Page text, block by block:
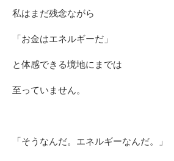
私はまだ残念ながら
「お金はエネルギーだ」
と体感できる境地にまでは
至っていません。
「そうなんだ。エネルギーなんだ。」